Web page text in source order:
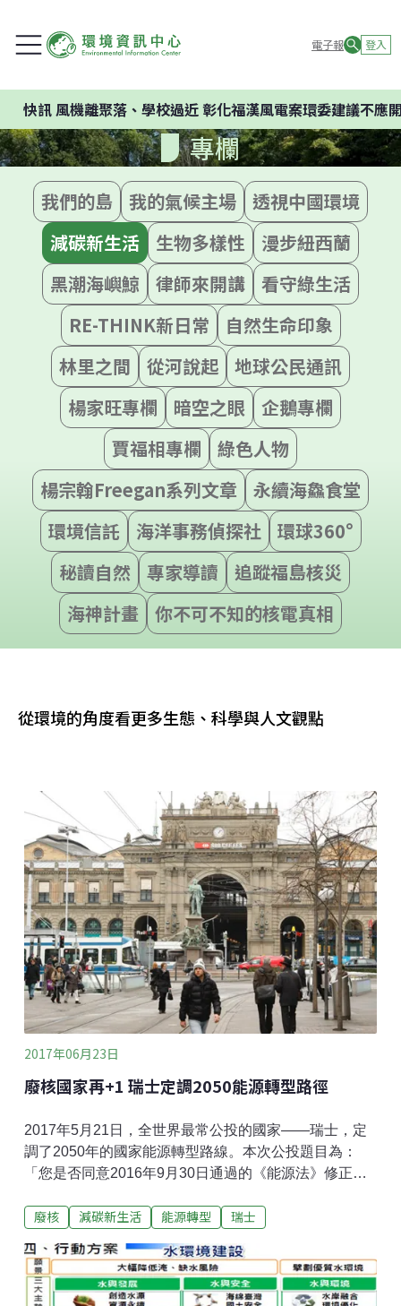
電子報 登入
機離聚落、學校過近 彰化福漢風電案環委建議不應開發
專欄
我們的島 我的氣候主場
透視中國環境
減碳新生活
生物多樣性
漫步紐西蘭
黑潮海嶼鯨
律師來開講
看守綠生活
RE-THINK新日常
自然生命印象
林里之間
從河說起
地球公民通訊
楊家旺專欄
暗空之眼
企鵝專欄
賈福相專欄
綠色人物
楊宗翰Freegan系列文章
永續海鱻食堂
環境信託
海洋事務偵探社
環球360°
秘讀自然
專家導讀
追蹤福島核災
海神計畫
你不可不知的核電真相
從環境的角度看更多生態、科學與人文觀點
2017年06月23日
廢核國家再+1 瑞士定調2050能源轉型路徑
2017年5月21日，全世界最常公投的國家——瑞士，定
調了2050年的國家能源轉型路線。本次公投題目為：
「您是否同意2016年9月30日通過的《能源法》修正案
支持，成為繼鄰居德國之後、第二個確定告別核電的歐
據統計，這已經是瑞士人第8次為核能議題進行投票了。
上次在去年11月，綠黨與環保團體發起公投，表決是否
讓核電廠在2029年提早除役、並將電廠使用年限減至45
廢核 減碳新生活 能源轉型 瑞士